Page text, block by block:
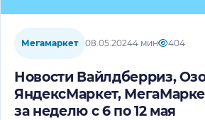
Мегамаркет 08.05.20244 мин 404
Новости Вайлдберриз,
ЯндексМаркет,
за неделю с 6 по 12 мая